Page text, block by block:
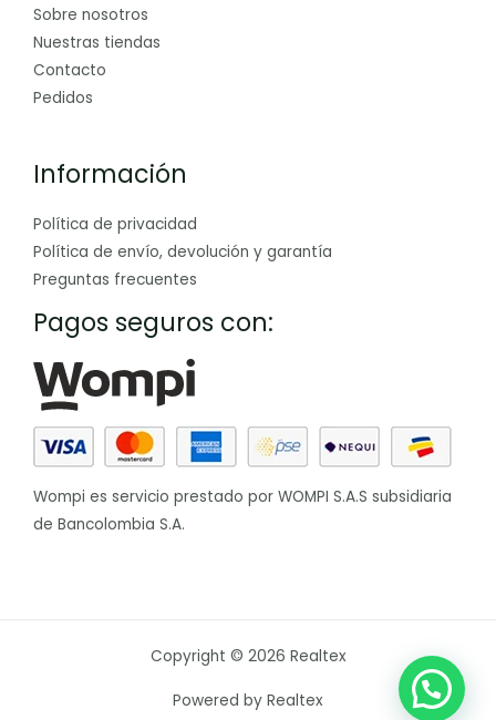
Sobre nosotros
Nuestras tiendas
Contacto
Pedidos
Información
Política de privacidad
Política de envío, devolución y garantía
Preguntas frecuentes
Pagos seguros con:
Wompi es servicio prestado por WOMPI S.A.S subsidiaria
de Bancolombia S.A.
Copyright © 2026 Realtex
Powered by Realtex